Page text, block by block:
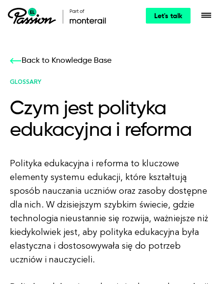
Let's talk
Back to Knowledge Base
GLOSSARY
Czym jest polityka
edukacyjna i reforma
Polityka edukacyjna i reforma to kluczowe
elementy systemu edukacji, które kształtują
sposób nauczania uczniów oraz zasoby dostępne
dla nich. W dzisiejszym szybkim świecie, gdzie
technologia nieustannie się rozwija, ważniejsze niż
kiedykolwiek jest, aby polityka edukacyjna była
elastyczna i dostosowywała się do potrzeb
uczniów i nauczycieli.